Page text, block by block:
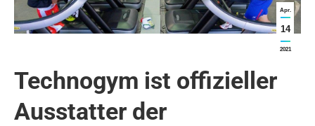
Apr.
14
2021
Technogym ist offizieller
Ausstatter der